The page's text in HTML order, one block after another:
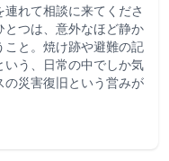
れて相談に来てくださ
つは、意外なほど静か
と。焼け跡や避難の記
う、日常の中でしか気
災害復旧という営みが